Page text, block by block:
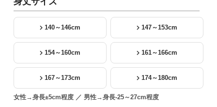
140～146cm 147～153cm
154～160cm 161～166cm
167～173cm 174～180cm
女性→身長±5cm程度 ／ 男性→身長-25～27cm程度